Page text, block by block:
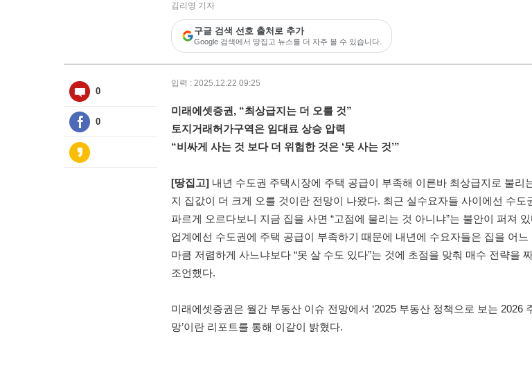
김리영 기자
구글 검색 선호 출처로 추가
Google 검색에서 땅집고 뉴스를 더 자주 볼 수 있습니다.
0
0
입력 : 2025.12.22 09:25
미래에셋증권, “최상급지는 더 오를 것”
토지거래허가구역은 임대료 상승 압력
“비싸게 사는 것 보다 더 위험한 것은 ‘못 사는 것’”
[땅집고] 내년 수도권 주택시장에 주택 공급이 부족해 이른바 최상급지로 불리
지 집값이 더 크게 오를 것이란 전망이 나왔다. 최근 실수요자들 사이에선 수도
파르게 오르다보니 지금 집을 사면 “고점에 물리는 것 아니냐”는 불안이 퍼져
업계에선 수도권에 주택 공급이 부족하기 때문에 내년에 수요자들은 집을 어느
마큼 저렴하게 사느냐보다 “못 살 수도 있다”는 것에 초점을 맞춰 매수 전략을
조언했다.
미래에셋증권은 월간 부동산 이슈 전망에서 ‘2025 부동산 정책으로 보는 2026
망’이란 리포트를 통해 이같이 밝혔다.